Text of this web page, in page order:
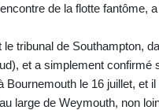
de la flotte fantôme,
tribunal de Southampton,
et a simplement confirmé
Bournemouth le 16 juillet, et
large de Weymouth, non